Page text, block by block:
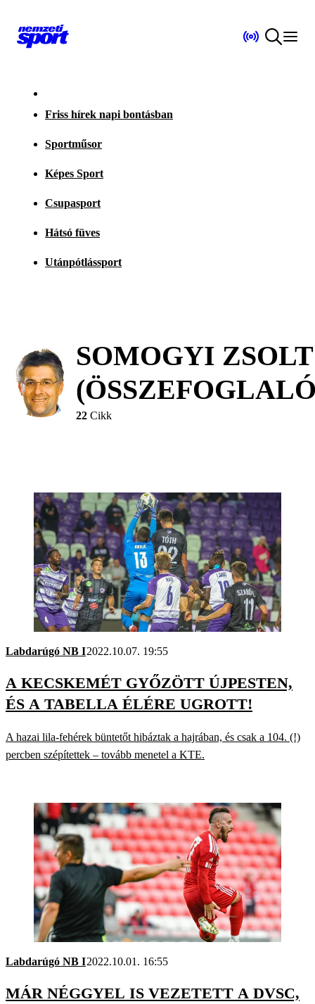
Friss hírek napi bontásban
Sportműsor
Képes Sport
Csupasport
Hátsó füves
Utánpótlássport
SOMOGYI ZSOLT
22 Cikk
Labdarúgó NB I2022.10.07. 19:55
A KECSKEMÉT GYŐZÖTT ÚJPESTEN,
ÉS A TABELLA ÉLÉRE UGROTT!
A hazai lila-fehérek büntetőt hibáztak a hajrában, és csak a 104. (!)
percben szépítettek – tovább menetel a KTE.
Labdarúgó NB I2022.10.01. 16:55
MÁR NÉGGYEL IS VEZETETT A DVSC,